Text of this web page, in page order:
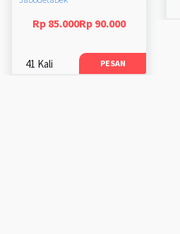
Rp 85.000Rp 90.000
41 Kali PESAN